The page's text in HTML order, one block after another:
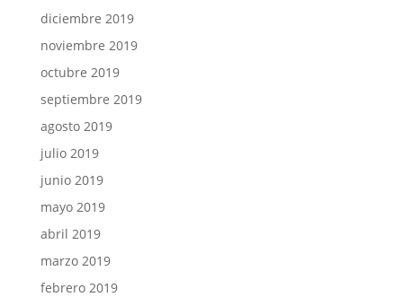
diciembre 2019
noviembre 2019
octubre 2019
septiembre 2019
agosto 2019
julio 2019
junio 2019
mayo 2019
abril 2019
marzo 2019
febrero 2019